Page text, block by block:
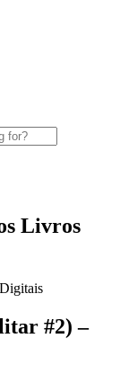
Livros
#2) –